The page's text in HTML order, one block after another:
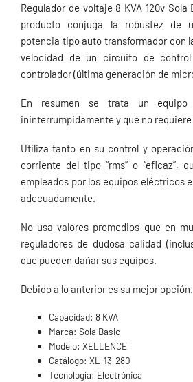
Regulador de voltaje 8 KVA 120v
producto conjuga la robustez de
potencia tipo auto transformador con
velocidad de un circuito de
controlador (última generación de
En resumen se trata un equipo
ininterrumpidamente y que no
Utiliza tanto en su control y
corriente del tipo “rms” o “eficaz”,
empleados por los equipos eléctricos
adecuadamente.
No usa valores promedios que en
reguladores de dudosa calidad
que pueden dañar sus equipos.
Debido a lo anterior es su mejor opción.
Capacidad: 8 KVA
Marca: Sola Basic
Modelo: XELLENCE
Catálogo: XL-13-280
Tecnología: Electrónica